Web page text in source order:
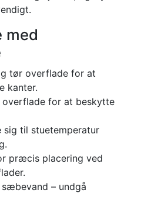
med
tør overflade for at
kanter.
overflade for at beskytte
sig til stuetemperatur
præcis placering ved
– undgå